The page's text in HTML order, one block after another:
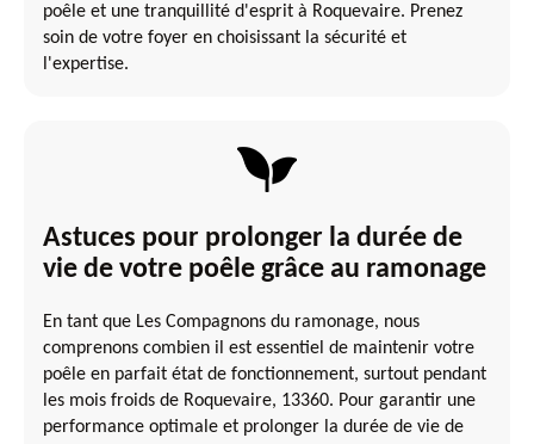
poêle et une tranquillité d'esprit à Roquevaire. Prenez
soin de votre foyer en choisissant la sécurité et
l'expertise.
Astuces pour prolonger la durée de
vie de votre poêle grâce au ramonage
En tant que Les Compagnons du ramonage, nous
comprenons combien il est essentiel de maintenir votre
poêle en parfait état de fonctionnement, surtout pendant
les mois froids de Roquevaire, 13360. Pour garantir une
performance optimale et prolonger la durée de vie de